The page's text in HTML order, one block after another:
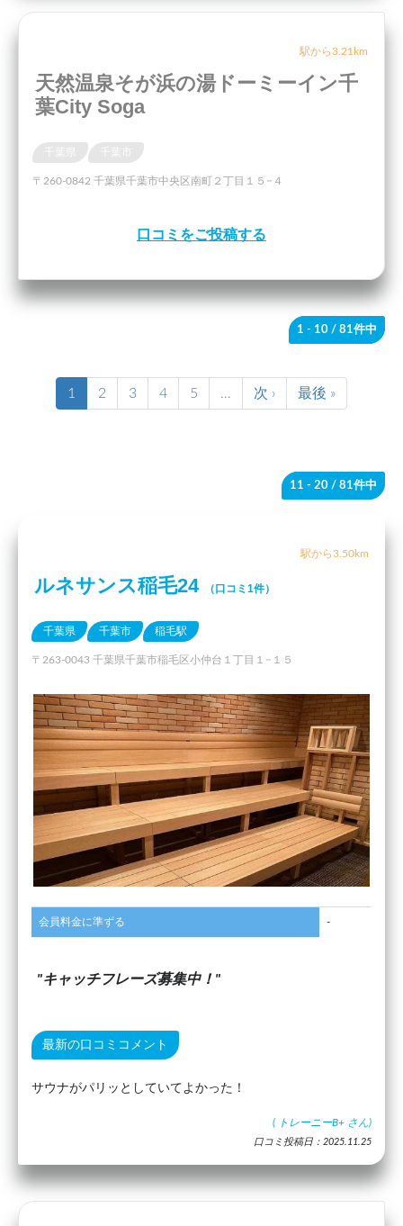
駅から3.21km
天然温泉そが浜の湯ドーミーイン千
葉City Soga
千葉県 千葉市
〒260-0842 千葉県千葉市中央区南町２丁目１５−４
口コミをご投稿する
1 - 10 / 81件中
1 2 3 4 5 … 次 › 最後 »
11 - 20 / 81件中
駅から3.50km
ルネサンス稲毛24 （口コミ1件）
千葉県 千葉市 稲毛駅
〒263-0043 千葉県千葉市稲毛区小仲台１丁目１−１５
会員料金に準ずる -
キャッチフレーズ募集中！
最新の口コミコメント
サウナがパリッとしていてよかった！
( トレーニーB+ さん)
口コミ投稿日：2025.11.25